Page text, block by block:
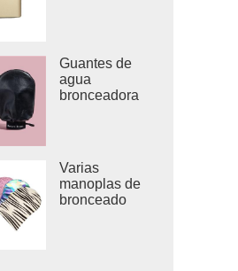
maquillaje
Guantes de
agua
bronceadora
agua
bronceadora
Varias
manoplas de
bronceado